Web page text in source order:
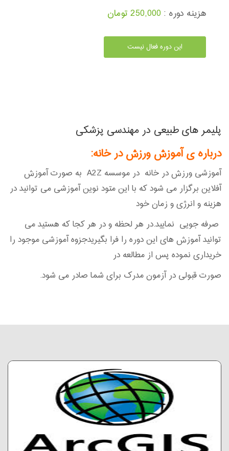
هزینه دوره : 250,000 تومان
این دوره فعال نیست
پلیمر های طبیعی در مهندسی پزشکی
درباره ی آموزش ورزش در خانه:
آموزشی ورزش در خانه در موسسه A2Z به صورت آموزش
آفلاین برگزار می شود که با این متود نوین آموزشی می توانید در
هزینه و انرژی و زمان خود
صرفه جویی نمایید.در هر لحظه و در هر کجا که هستید می
توانید آموزش های این دوره را فرا بگیریدجزوه آموزشی موجود را
خریداری نموده پس از مطالعه در
صورت قبولی در آزمون مدرک برای شما صادر می شود.